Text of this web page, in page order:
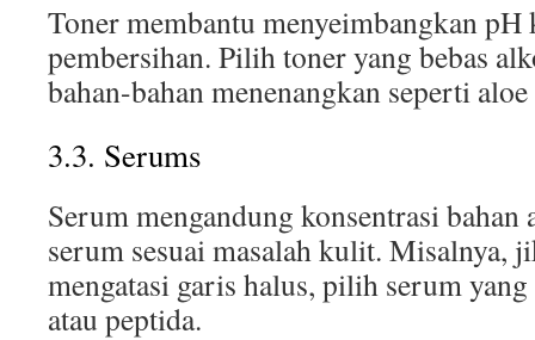
Toner membantu menyeimbangkan pH
pembersihan. Pilih toner yang bebas
bahan-bahan menenangkan seperti
3.3. Serums
Serum mengandung konsentrasi
serum sesuai masalah kulit. Misalnya,
mengatasi garis halus, pilih serum
atau peptida.